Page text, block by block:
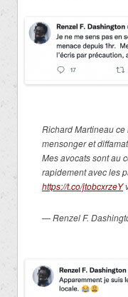
Richard Martineau
mensonger et
Mes avocats sont au
rapidement avec les
https://t.co/jtobcxrzeY
— Renzel F.